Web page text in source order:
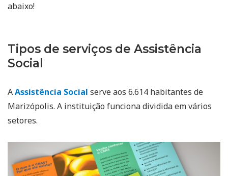
abaixo!
Tipos de serviços de Assistência
Social
AAssistência Social serve aos 6.614 habitantes de
Marizópolis. A instituição funciona dividida em vários
setores.